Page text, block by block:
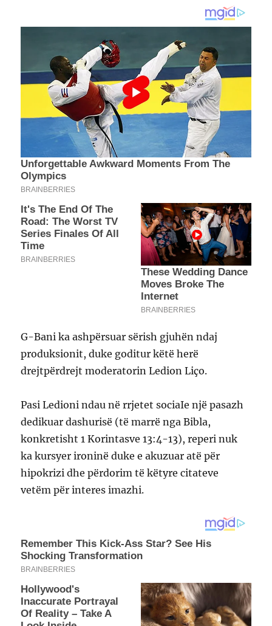
G-Bani ka ashpërsuar sërish gjuhën ndaj
produksionit, duke goditur këtë herë
drejtpërdrejt moderatorin Ledion Liço.
Pasi Ledioni ndau në rrjetet sociaIe një pasazh
dedikuar dashurisë (të marrë nga Bibla,
konkretisht 1 Korintasve 13:4-13), reperi nuk
ka kursyer ironinë duke e akuzuar atë për
hipokrizi dhe përdorim të këtyre citateve
vetëm për interes imazhi.